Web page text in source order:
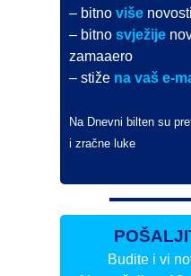
– bitnoviše
– bitnosvježije
zamaaero
– stiže na vaš e-
Na Dnevni bilten su
i zračne luke
Budite i vi